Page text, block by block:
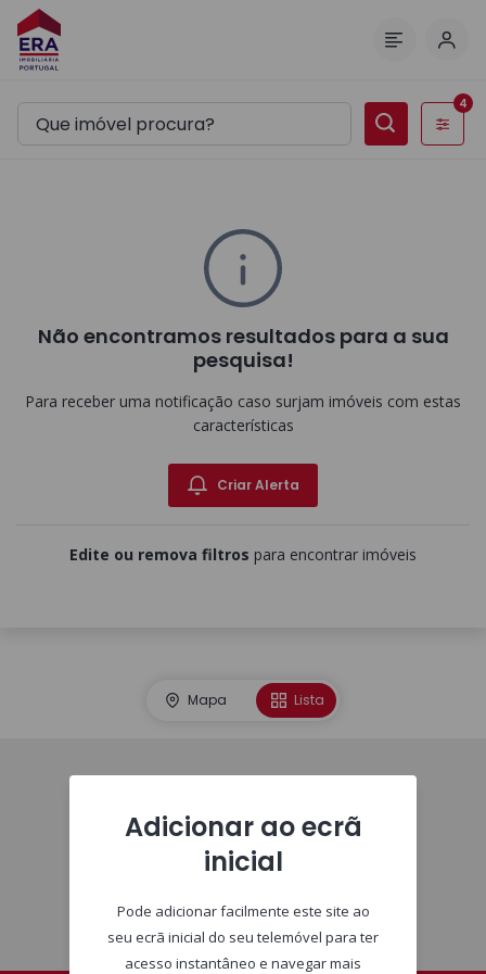
Filtros
4
Não encontramos resultados para a sua
pesquisa!
Para receber uma notificação caso surjam imóveis com estas
características
Criar Alerta
Edite ou remova filtros para encontrar imóveis
Mapa Lista
Adicionar ao ecrã
inicial
Pode adicionar facilmente este site ao
seu ecrã inicial do seu telemóvel para ter
acesso instantâneo e navegar mais